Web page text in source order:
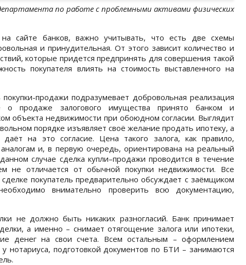
по работе с проблемными активами физических
сайте банков, важно учитывать, что есть две схемы
и принудительная. От этого зависит количество и
которые придется предпринять для совершения такой
покупателя влиять на стоимость выставленного на
продажи подразумевает добровольная реализация
о продаже залогового имущества принято банком и
объекта недвижимости при обоюдном согласии. Выглядит
порядке изъявляет своё желание продать ипотеку, а
на это согласие. Цена такого залога, как правило,
и, в первую очередь, ориентирована на реальный
случае сделка купли–продажи проводится в течение
не отличается от обычной покупки недвижимости. Все
покупатель предварительно обсуждает с заёмщиком
внимательно проверить всю документацию,
не должно быть никаких разногласий. Банк принимает
а именно – снимает отягощение залога или ипотеки,
денег на свои счета. Всем остальным – оформлением
нотариуса, подготовкой документов по БТИ – занимаются